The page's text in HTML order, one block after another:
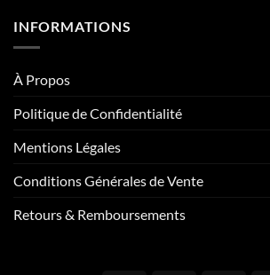
INFORMATIONS
À Propos
Politique de Confidentialité
Mentions Légales
Conditions Générales de Vente
Retours & Remboursements